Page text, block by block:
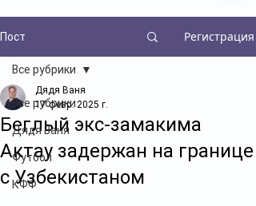
Пост Регистрация
Все рубрики
Дядя Ваня
Футбол
КФФ
Все рубрики
Беглый экс-замакима
Актау задержан на границе
с Узбекистаном
Дядя Ваня
17 февр. 2025 г.